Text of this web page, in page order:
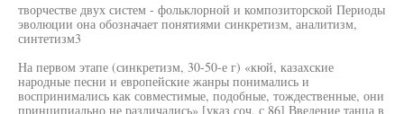
творчестве двух систем - фольклорной и композиторской Периоды
эволюции она обозначает понятиями синкретизм, аналитизм,
синтетизм3
На первом этапе (синкретизм, 30-50-е г) «кюй, казахские
народные песни и европейские жанры понимались и
воспринимались как совместимые, подобные, тождественные, они
принципиально не различались» [указ соч, с 86] Введение танца в